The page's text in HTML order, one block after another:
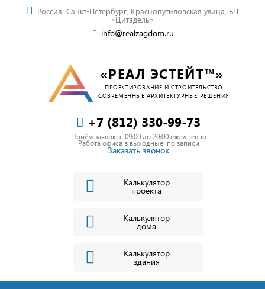
Россия, Санкт-Петербург, Краснопутиловская улица, БЦ
«Цитадель»
info@realzagdom.ru
«РЕАЛ ЭСТЕЙТ™»
ПРОЕКТИРОВАНИЕ И СТРОИТЕЛЬСТВО
СОВРЕМЕННЫЕ АРХИТЕКТУРНЫЕ РЕШЕНИЯ
+7 (812) 330-99-73
Приём заявок: c 09:00 до 20:00 ежедневно
Работа офиса в выходные: по записи
Заказать звонок
Калькулятор
проекта
Калькулятор
дома
Калькулятор
здания